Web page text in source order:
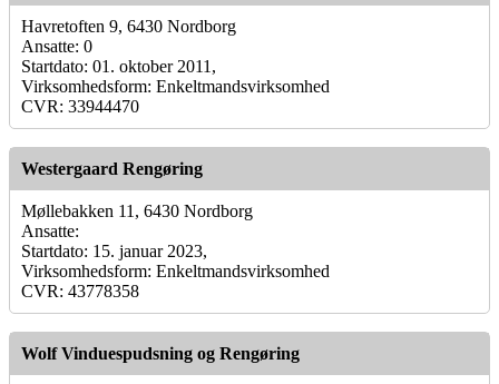
Havretoften 9, 6430 Nordborg
Ansatte: 0
Startdato: 01. oktober 2011,
Virksomhedsform: Enkeltmandsvirksomhed
CVR: 33944470
Westergaard Rengøring
Møllebakken 11, 6430 Nordborg
Ansatte:
Startdato: 15. januar 2023,
Virksomhedsform: Enkeltmandsvirksomhed
CVR: 43778358
Wolf Vinduespudsning og Rengøring